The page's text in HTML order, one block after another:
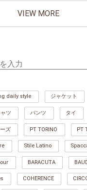
VIEW MORE
daily style ジャケット
ツ パンツ タイ
ズ PT TORINO PT
Stile Latino
BARACUTA
COHERENCE